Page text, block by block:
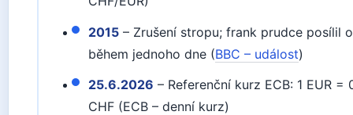
2015 – Zrušení stropu; frank prudce posílil
během jednoho dne (BBC – událost)
25.6.2026 – Referenční kurz ECB: 1 EUR =
CHF (ECB – denní kurz)